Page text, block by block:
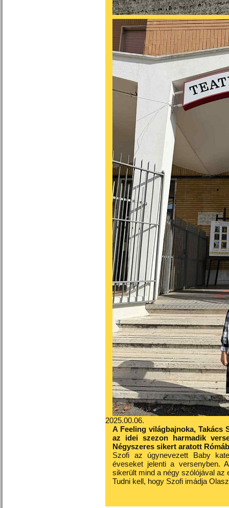
2025.00.06.
A Feeling világbajnoka, Takács
az idei szezon harmadik
Négyszeres sikert aratott
Szofi az úgynevezett Baby
éveseket jelenti a versenyben.
sikerült mind a négy szólójával az
Tudni kell, hogy Szofi imádja